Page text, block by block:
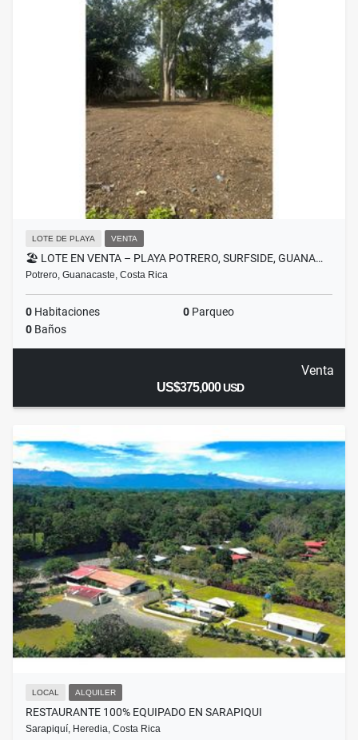
LOTE DE PLAYA VENTA
🏖️ LOTE EN VENTA – PLAYA POTRERO, SURFSIDE, GUANA…
Potrero, Guanacaste, Costa Rica
0 Habitaciones 0 Parqueo
0 Baños
Venta
US$375,000USD
LOCAL ALQUILER
RESTAURANTE 100% EQUIPADO EN SARAPIQUI
Sarapiquí, Heredia, Costa Rica